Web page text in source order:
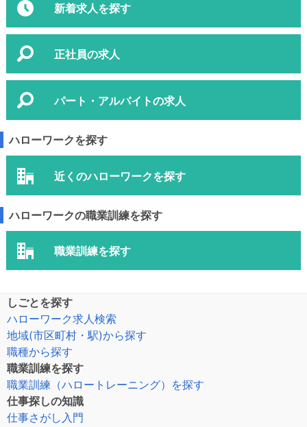
新着求人を探す
正社員の求人
パート・アルバイトの求人
ハローワークを探す
近くのハローワークを探す
ハローワークの職業訓練を探す
職業訓練を探す
しごとを探す
ハローワーク求人検索
地域(市区町村・駅)から探す
職種から探す
職業訓練を探す
職業訓練（ハロートレーニング）を探す
仕事探しの知識
仕事さがし入門